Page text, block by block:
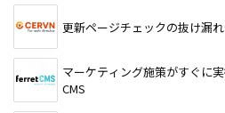
更新ページチェックの抜け漏れ
マーケティング施策がすぐに
CMS